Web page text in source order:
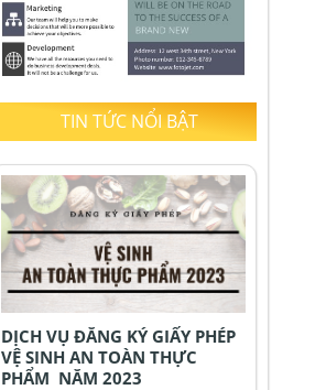
TIN TỨC NỔI BẬT
DỊCH VỤ ĐĂNG KÝ GIẤY PHÉP
VỆ SINH AN TOÀN THỰC
PHẨM NĂM 2023